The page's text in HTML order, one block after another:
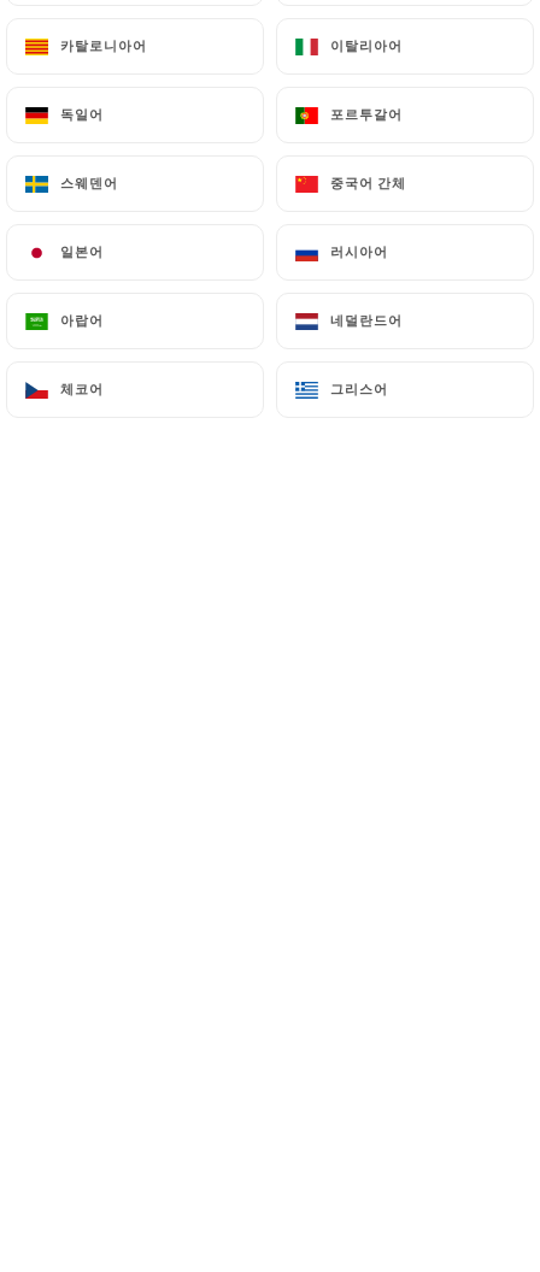
카탈로니아어 이탈리아어
독일어 포르투갈어
스웨덴어 중국어 간체
일본어 러시아어
아랍어 네덜란드어
체코어 그리스어
카탈로니아어 이탈리아어
독일어 포르투갈어
스웨덴어 중국어 간체
일본어 러시아어
아랍어 네덜란드어
체코어 그리스어